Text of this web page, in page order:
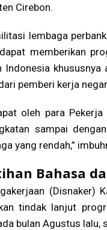
Cirebon.
lembaga
memberikan
khususnya
pemberi kerja
oleh para
sampai
yang rendah,”
Bahasa
(Disnaker)
tindak lanjut
bulan Agustus